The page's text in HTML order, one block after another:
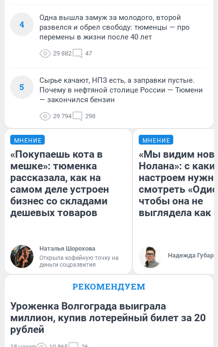
4
Одна вышла замуж за молодого, второй
развелся и обрел свободу: тюменцы — про
перемены в жизни после 40 лет
29 882 47
5
Сырье качают, НПЗ есть, а заправки пустые.
Почему в нефтяной столице России — Тюмени
— закончился бензин
29 794 298
МНЕНИЕ
«Покупаешь кота в
мешке»: тюменка
рассказала, как на
самом деле устроен
бизнес со складами
дешевых товаров
Наталья Шорохова
Открыла кофейную точку на
деньги соцразвития
МНЕНИЕ
«Мы видим
Нолана»: с
настроем
смотреть
чтобы она не
выглядела как
Надежда Губарь
РЕКОМЕНДУЕМ
Уроженка Волгограда выиграла
миллион, купив лотерейный билет за 20
рублей